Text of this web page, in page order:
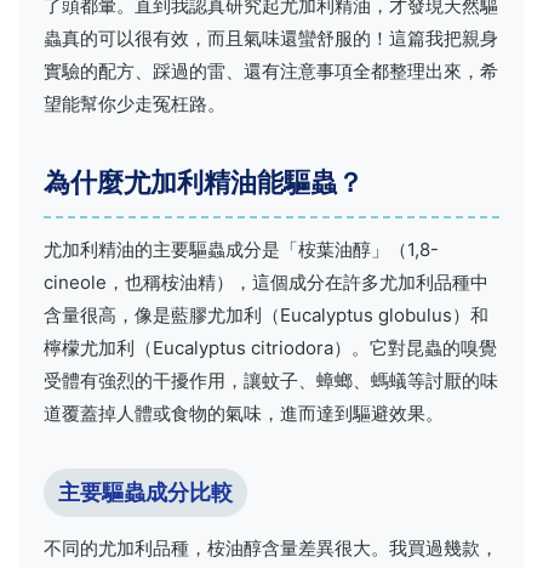
了頭都暈。直到我認真研究起尤加利精油，才發現天然驅
蟲真的可以很有效，而且氣味還蠻舒服的！這篇我把親身
實驗的配方、踩過的雷、還有注意事項全都整理出來，希
望能幫你少走冤枉路。
為什麼尤加利精油能驅蟲？
尤加利精油的主要驅蟲成分是「桉葉油醇」（1,8-
cineole，也稱桉油精），這個成分在許多尤加利品種中
含量很高，像是藍膠尤加利（Eucalyptus globulus）和
檸檬尤加利（Eucalyptus citriodora）。它對昆蟲的嗅覺
受體有強烈的干擾作用，讓蚊子、蟑螂、螞蟻等討厭的味
道覆蓋掉人體或食物的氣味，進而達到驅避效果。
主要驅蟲成分比較
不同的尤加利品種，桉油醇含量差異很大。我買過幾款，